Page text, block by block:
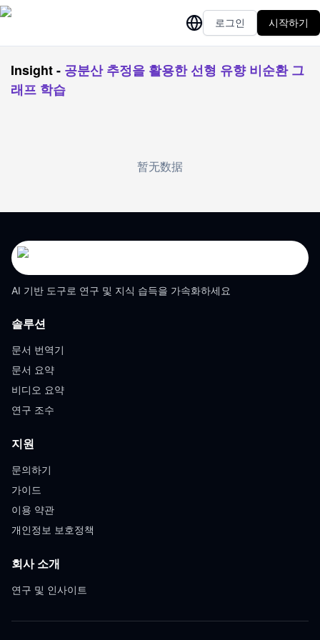
로그인 시작하기
Insight- 공분산 추정을 활용한 선형 유향 비순환 그
래프 학습
暂无数据
AI 기반 도구로 연구 및 지식 습득을 가속화하세요
솔루션
문서 번역기
문서 요약
비디오 요약
연구 조수
지원
문의하기
가이드
이용 약관
개인정보 보호정책
회사 소개
연구 및 인사이트